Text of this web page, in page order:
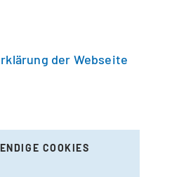
der Webseite
COOKIES